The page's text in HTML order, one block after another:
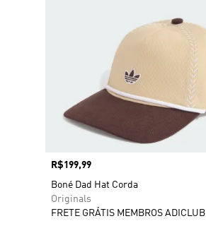
Preço
R$199,99
Boné Dad Hat Corda
Originals
FRETE GRÁTIS MEMBROS ADICLUB